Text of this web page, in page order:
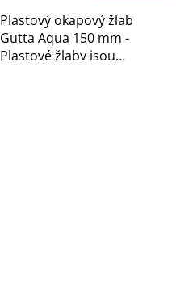
Plastový okapový žlab
Gutta Aqua 150 mm -
Plastové žlaby jsou